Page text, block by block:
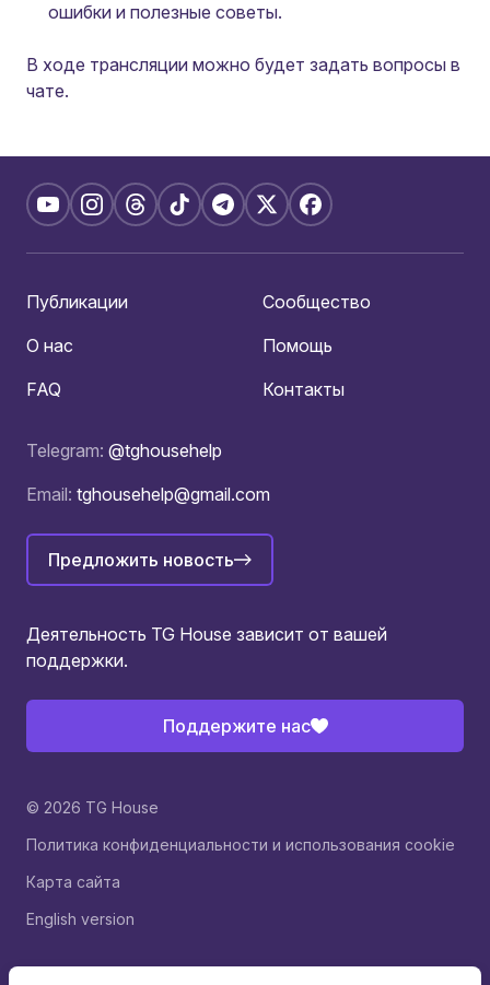
ошибки и полезные советы.
В ходе трансляции можно будет задать вопросы в
чате.
Telegram: @tghousehelp
Email: tghousehelp@gmail.com
Предложить новость
Публикации
Сообщество
О нас
Помощь
FAQ
Контакты
Деятельность TG House зависит от вашей
поддержки.
Поддержите нас
© 2026 TG House
Политика конфиденциальности и использования cookie
Карта сайта
English version